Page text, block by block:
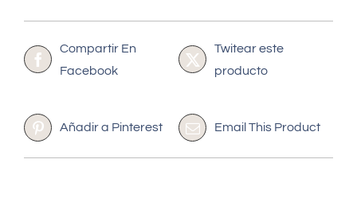
Compartir En
Facebook
Twitear este
producto
Añadir a Pinterest Email This Product